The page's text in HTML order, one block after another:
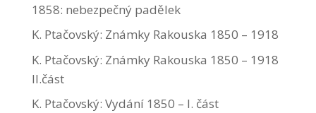
1858: nebezpečný padělek
K. Ptačovský: Známky Rakouska 1850 – 1918
K. Ptačovský: Známky Rakouska 1850 – 1918
II.část
K. Ptačovský: Vydání 1850 – I. část